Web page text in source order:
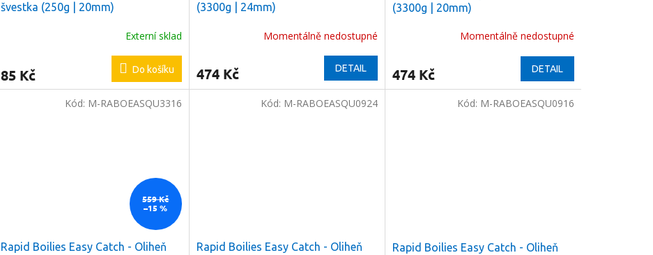
švestka (250g | 20mm)
Externí sklad
85 Kč Do košíku
(3300g | 24mm)
Momentálně nedostupné
474 Kč DETAIL
(3300g | 20mm)
Momentálně nedostupné
474 Kč DETAIL
559 Kč
–15 %
Rapid Boilies Easy Catch - Oliheň
Kód: M-RABOEASQU3316
Rapid Boilies Easy Catch - Oliheň
Kód: M-RABOEASQU0924
Rapid Boilies Easy Catch - Oliheň
Kód: M-RABOEASQU0916